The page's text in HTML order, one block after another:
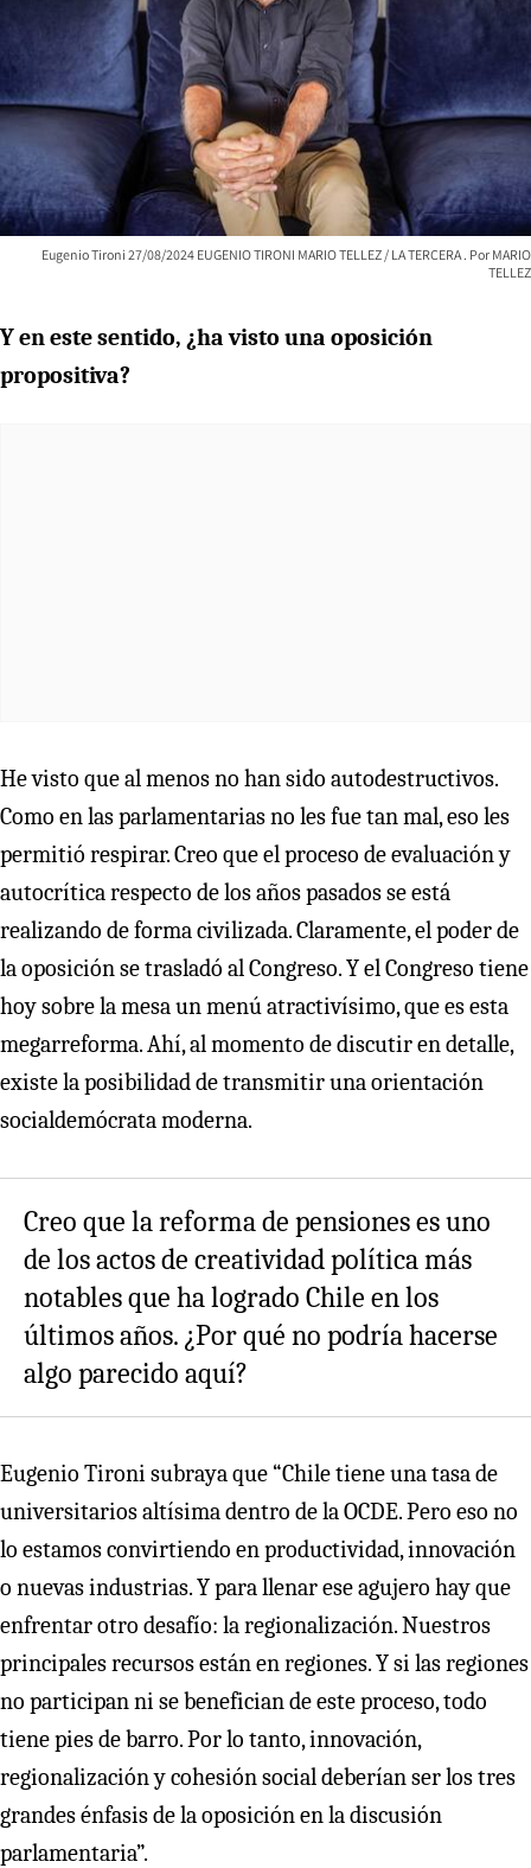
Eugenio Tironi 27/08/2024 EUGENIO TIRONI MARIO TELLEZ / LA TERCERA
MARIO
TELLEZ
Y en este sentido, ¿ha visto una oposición
propositiva?
He visto que al menos no han sido autodestructivos.
Como en las parlamentarias no les fue tan mal, eso les
permitió respirar. Creo que el proceso de evaluación y
autocrítica respecto de los años pasados se está
realizando de forma civilizada. Claramente, el poder de
la oposición se trasladó al Congreso. Y el Congreso tiene
hoy sobre la mesa un menú atractivísimo, que es esta
megarreforma. Ahí, al momento de discutir en detalle,
existe la posibilidad de transmitir una orientación
socialdemócrata moderna.
Creo que la reforma de pensiones es uno
de los actos de creatividad política más
notables que ha logrado Chile en los
últimos años. ¿Por qué no podría hacerse
algo parecido aquí?
Eugenio Tironi subraya que “Chile tiene una tasa de
universitarios altísima dentro de la OCDE. Pero eso no
lo estamos convirtiendo en productividad, innovación
o nuevas industrias. Y para llenar ese agujero hay que
enfrentar otro desafío: la regionalización. Nuestros
principales recursos están en regiones. Y si las regiones
no participan ni se benefician de este proceso, todo
tiene pies de barro. Por lo tanto, innovación,
regionalización y cohesión social deberían ser los tres
grandes énfasis de la oposición en la discusión
parlamentaria”.